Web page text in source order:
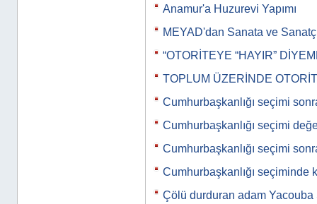
Anamur'a Huzurevi Yapımı
MEYAD'dan Sanata ve
“OTORİTEYE “HAYIR”
TOPLUM ÜZERİNDE
Cumhurbaşkanlığı seçimi
Cumhurbaşkanlığı seçimi
Cumhurbaşkanlığı seçimi
Cumhurbaşkanlığı seçiminde
Çölü durduran adam